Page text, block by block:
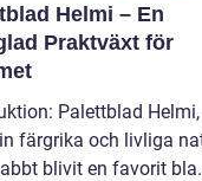
Helmi – En
Praktväxt för
Palettblad Helmi,
färgrika och livliga
blivit en favorit